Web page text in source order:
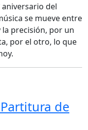
aniversario del
se mueve entre
precisión, por un
por el otro, lo que
de